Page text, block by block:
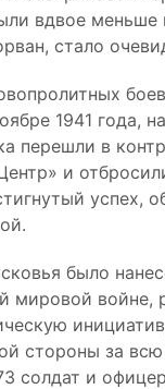
вдвое меньше
стало
1941 года,
перешли в
и
успех,
было
мировой войне,
стороны за
солдат и